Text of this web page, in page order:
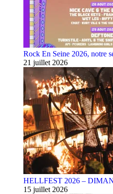
Rock En Seine 2026, notre
21 juillet 2026
HELLFEST 2026 –
15 juillet 2026